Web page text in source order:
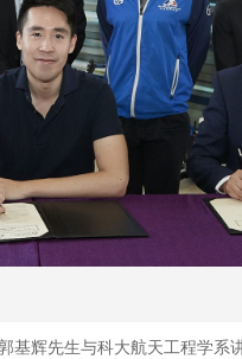
辉先生与科大航天工程学系